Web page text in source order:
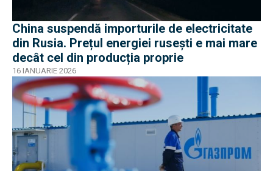
China suspendă importurile de electricitate
din Rusia. Prețul energiei rusești e mai mare
decât cel din producția proprie
16 IANUARIE 2026